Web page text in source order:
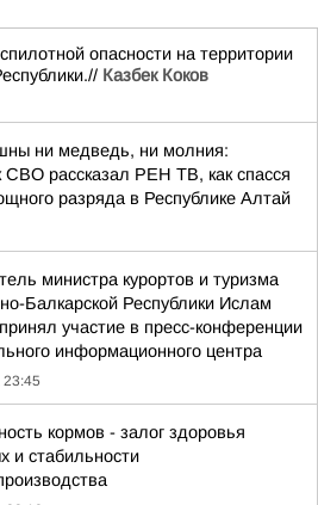
опасности на территории
Казбек Коков
ни медведь, ни молния:
СВО рассказал РЕН ТВ, как спасся
разряда в Республике Алтай
министра курортов и туризма
Балкарской Республики Ислам
участие в пресс-конференции
информационного центра
23:45
кормов - залог здоровья
и стабильности